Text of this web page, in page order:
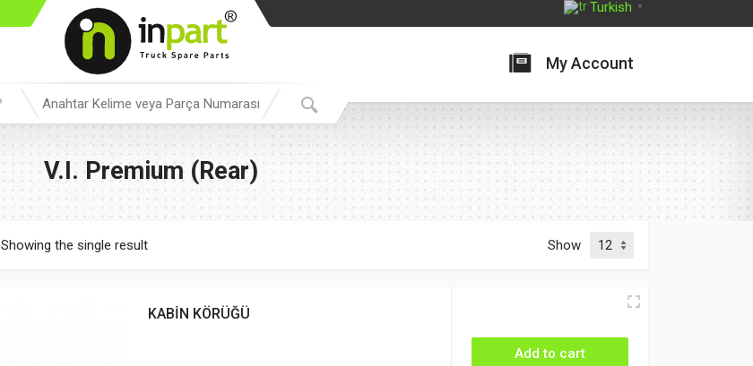
Turkish ▼
My Account
V.I. Premium (Rear)
Showing the single result Show
KABİN KÖRÜĞÜ
Add to cart